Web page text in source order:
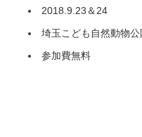
2018.9.23＆24
埼玉こども自然動物
参加費無料